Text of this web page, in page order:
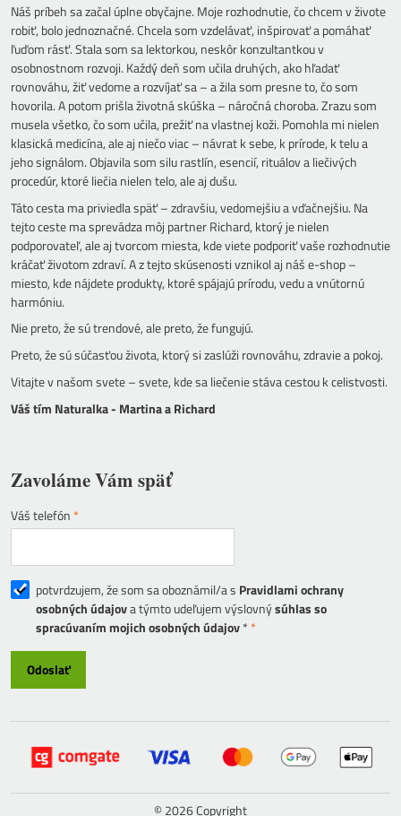
Náš príbeh sa začal úplne obyčajne. Moje rozhodnutie, čo chcem v živote
robiť, bolo jednoznačné. Chcela som vzdelávať, inšpirovať a pomáhať
ľuďom rásť. Stala som sa lektorkou, neskôr konzultantkou v
osobnostnom rozvoji. Každý deň som učila druhých, ako hľadať
rovnováhu, žiť vedome a rozvíjať sa – a žila som presne to, čo som
hovorila. A potom prišla životná skúška – náročná choroba. Zrazu som
musela všetko, čo som učila, prežiť na vlastnej koži. Pomohla mi nielen
klasická medicína, ale aj niečo viac – návrat k sebe, k prírode, k telu a
jeho signálom. Objavila som silu rastlín, esencií, rituálov a liečivých
procedúr, ktoré liečia nielen telo, ale aj dušu.
Táto cesta ma priviedla späť – zdravšiu, vedomejšiu a vďačnejšiu. Na
tejto ceste ma sprevádza môj partner Richard, ktorý je nielen
podporovateľ, ale aj tvorcom miesta, kde viete podporiť vaše rozhodnutie
kráčať životom zdraví. A z tejto skúsenosti vznikol aj náš e-shop –
miesto, kde nájdete produkty, ktoré spájajú prírodu, vedu a vnútornú
harmóniu.
Nie preto, že sú trendové, ale preto, že fungujú.
Preto, že sú súčasťou života, ktorý si zaslúži rovnováhu, zdravie a pokoj.
Vitajte v našom svete – svete, kde sa liečenie stáva cestou k celistvosti.
Váš tím Naturalka - Martina a Richard
Zavoláme Vám späť
Váš telefón *
potvrdzujem, že som sa oboznámil/a s Pravidlami ochrany
osobných údajova týmto udeľujem výslovnýsúhlas so
spracúvaním mojich osobných údajov**
Odoslať
©2026Copyright